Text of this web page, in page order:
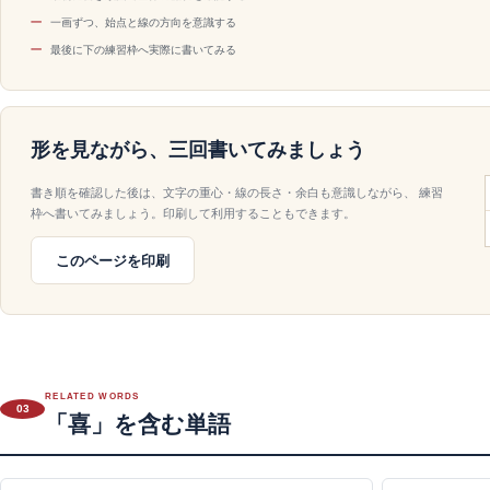
一画ずつ、始点と線の方向を意識する
最後に下の練習枠へ実際に書いてみる
形を見ながら、三回書いてみましょう
書き順を確認した後は、文字の重心・線の長さ・余白も意識しながら、 練習
枠へ書いてみましょう。印刷して利用することもできます。
このページを印刷
03
RELATED WORDS
「喜」を含む単語